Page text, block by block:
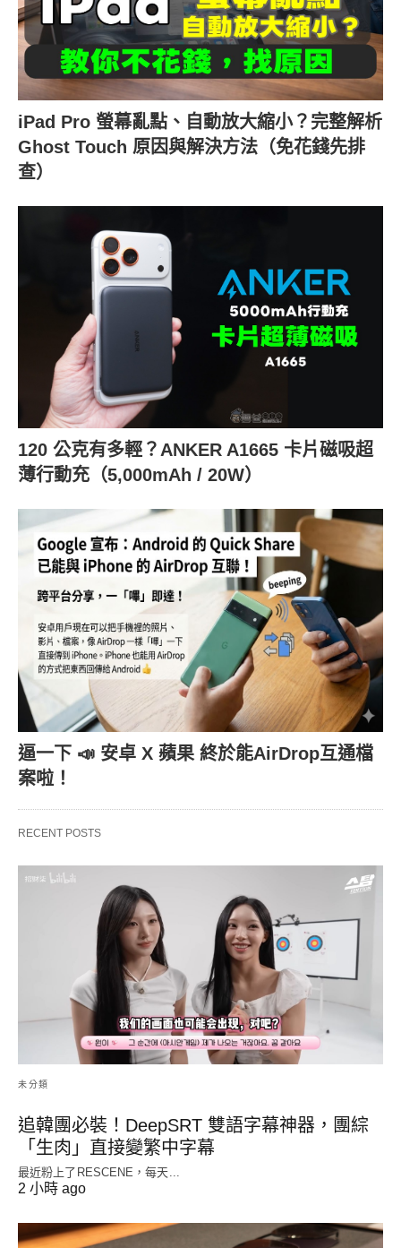
iPad Pro 螢幕亂點、自動放大縮小？完整解析
Ghost Touch 原因與解決方法（免花錢先排
查）
120 公克有多輕？ANKER A1665 卡片磁吸超
薄行動充（5,000mAh / 20W）
逼一下 📣 安卓 X 蘋果 終於能AirDrop互通檔
案啦！
RECENT POSTS
未分類
追韓團必裝！DeepSRT 雙語字幕神器，團綜
「生肉」直接變繁中字幕
最近粉上了RESCENE，每天...
2 小時 ago